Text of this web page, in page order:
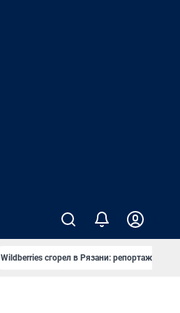
Wildberries сгорел в Рязани: репортаж